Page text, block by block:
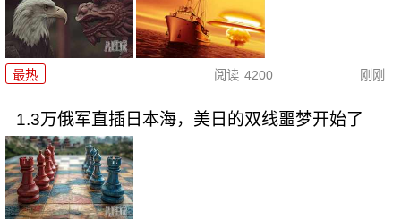
最热 阅读 4200 刚刚
1.3万俄军直插日本海，美日的双线噩梦开始了